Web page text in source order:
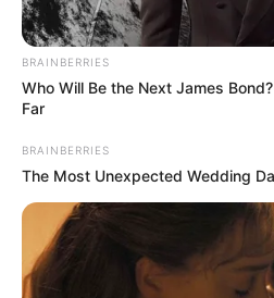
BRAINBERRIES
Who Will Be the Next James
Far
BRAINBERRIES
The Most Unexpected Wedding